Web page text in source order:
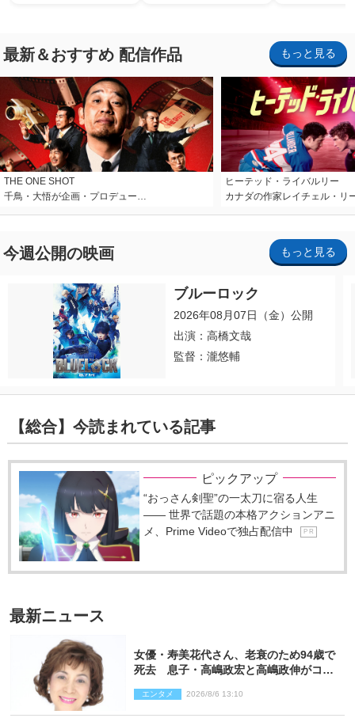
最新＆おすすめ 配信作品 もっと見る
THE ONE SHOT
千鳥・大悟が企画・プロデュー…
ヒーテッド・ライバルリー
カナダの作家レイチェル・リ
今週公開の映画 もっと見る
ブルーロック
2026年08月07日（金）公開
出演：高橋文哉
監督：瀧悠輔
【総合】今読まれている記事
ピックアップ
“おっさん剣聖”の一太刀に宿る人生
―― 世界で話題の本格アクションアニ
メ、Prime Videoで独占配信中
P R
最新ニュース
女優・寿美花代さん、老衰のため94歳で
死去 息子・高嶋政宏と高嶋政伸がコメ
優しい母でした」
エンタメ 2026/8/6 13:10